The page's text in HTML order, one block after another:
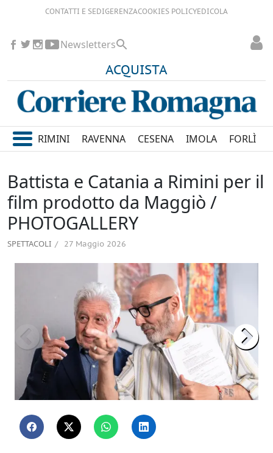
CONTATTI E SEDIGERENZACOOKIES POLICYEDICOLA
ACQUISTA
Newsletters
RIMINI RAVENNA CESENA IMOLA FORLÌ
Battista e Catania a Rimini per il
film prodotto da Maggiò /
PHOTOGALLERY
SPETTACOLI 27 Maggio 2026